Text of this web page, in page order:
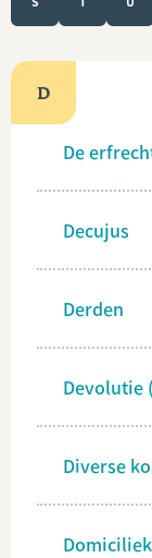
D
De
Decujus
Derden
Devolutie
Diverse